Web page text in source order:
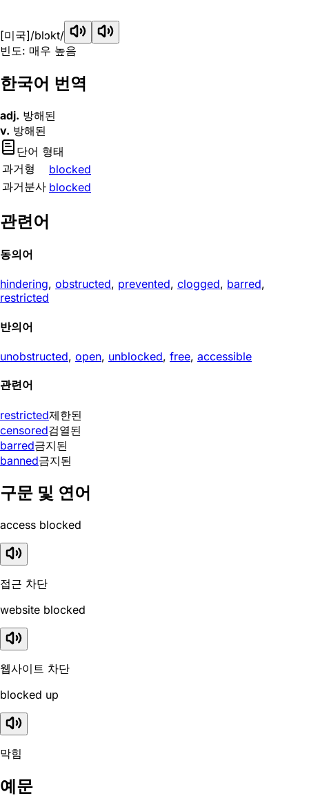
[미국]/blɔkt/
빈도: 매우 높음
한국어 번역
adj. 방해된
v. 방해된
단어 형태
과거형
blocked
과거분사 blocked
관련어
동의어
hindering, obstructed, prevented, clogged, barred,
restricted
반의어
unobstructed, open, unblocked, free, accessible
관련어
restricted제한된
censored검열된
barred금지된
banned금지된
구문 및 연어
access blocked
접근 차단
website blocked
웹사이트 차단
blocked up
막힘
예문